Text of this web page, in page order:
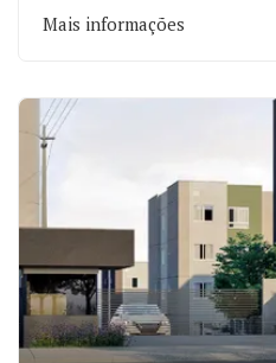
Mais informações